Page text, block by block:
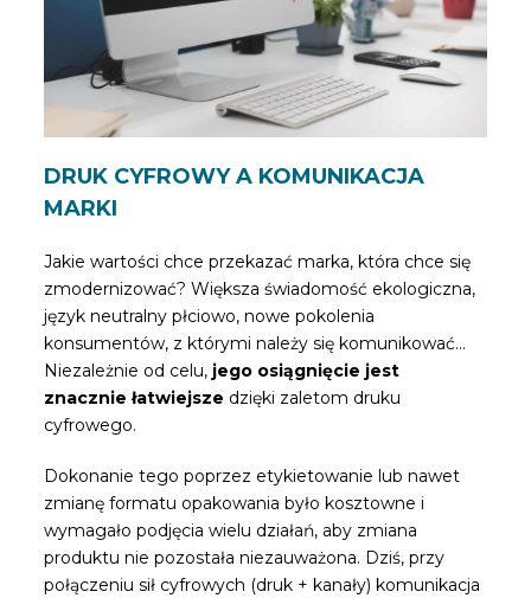
DRUK CYFROWY A KOMUNIKACJA
MARKI
Jakie wartości chce przekazać marka, która chce się
zmodernizować? Większa świadomość ekologiczna,
język neutralny płciowo, nowe pokolenia
konsumentów, z którymi należy się komunikować…
Niezależnie od celu, jego osiągnięcie jest
znacznie łatwiejsze dzięki zaletom druku
cyfrowego.
Dokonanie tego poprzez etykietowanie lub nawet
zmianę formatu opakowania było kosztowne i
wymagało podjęcia wielu działań, aby zmiana
produktu nie pozostała niezauważona. Dziś, przy
połączeniu sił cyfrowych (druk + kanały) komunikacja